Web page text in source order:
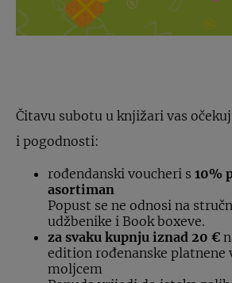
Čitavu subotu u knjižari vas
i pogodnosti:
rođendanski voucheri s 10%
asortiman
Popust se ne odnosi na
udžbenike i Book boxeve.
za svaku kupnju iznad 20 €
edition rođenanske platnene
moljcem